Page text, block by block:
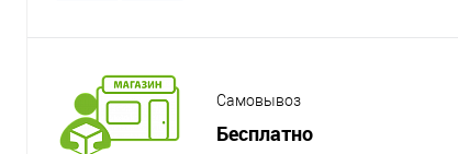
Самовывоз
Бесплатно